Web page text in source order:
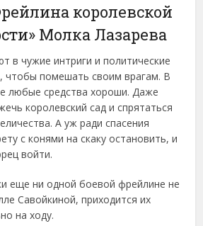
королевской
Молка Лазарева
в чужие интриги и политические
чтобы помешать своим врагам. В
любые средства хороши. Даже
королевский сад и спрятаться
А уж ради спасения
с конями на скаку остановить, и
войти.
еще ни одной боевой фрейлине не
Савойкиной, приходится их
на ходу.